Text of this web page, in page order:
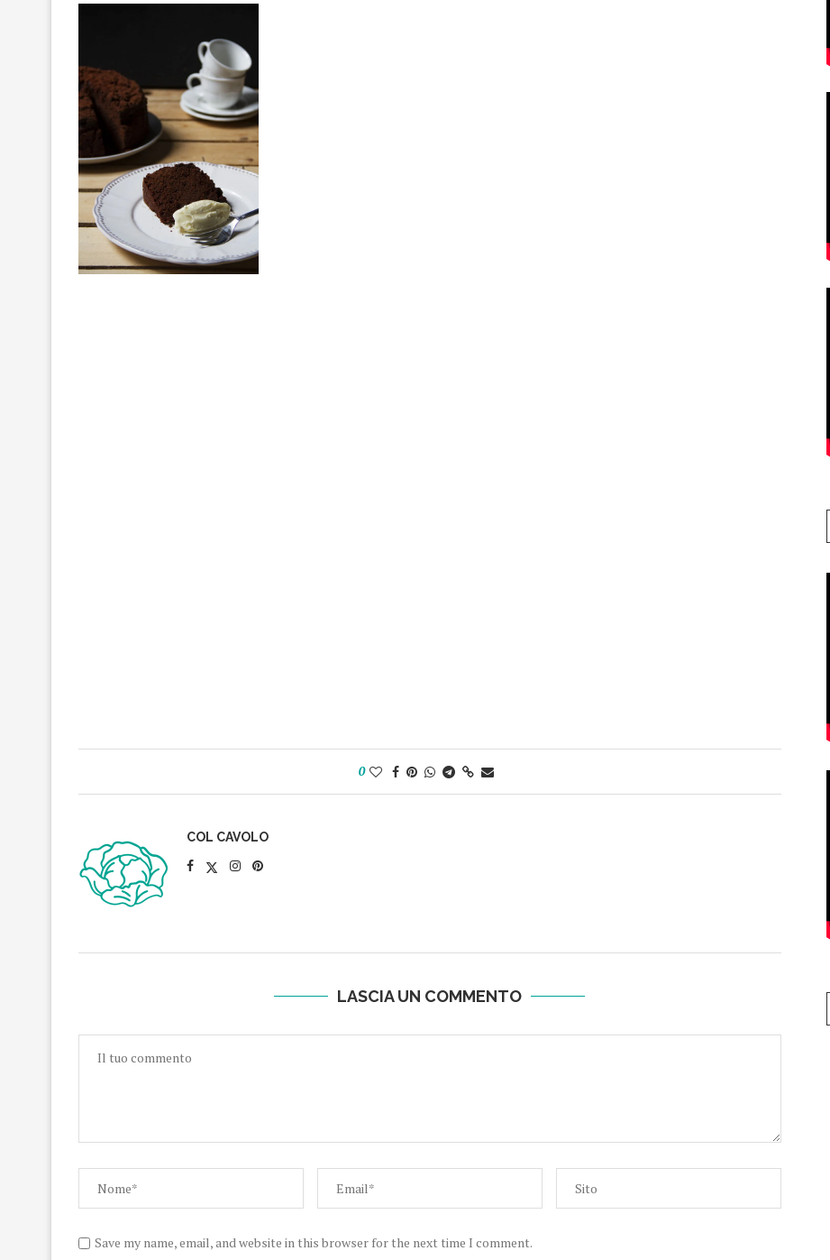
0
COL CAVOLO
LASCIA UN COMMENTO
Save my name, email, and website in this browser for the next time I comment.